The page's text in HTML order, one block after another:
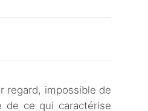
regard, impossible de
de ce qui caractérise